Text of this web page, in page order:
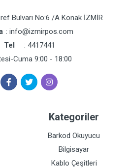
Bulvarı No:6 /A Konak İZMİR
: info@izmirpos.com
Tel
: 4417441
Cuma 9:00 - 18:00
Kategoriler
Barkod Okuyucu
Bilgisayar
Kablo Çeşitleri